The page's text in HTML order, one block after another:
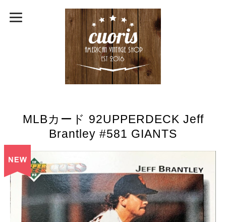
MLBカード 92UPPERDECK Jeff
Brantley #581 GIANTS